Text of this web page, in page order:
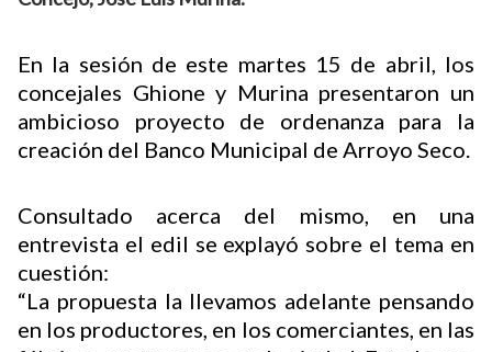
En la sesión de este martes 15 de abril, los
concejales Ghione y Murina presentaron un
ambicioso proyecto de ordenanza para la
creación del Banco Municipal de Arroyo Seco.
Consultado acerca del mismo, en una
entrevista el edil se explayó sobre el tema en
cuestión:
“La propuesta la llevamos adelante pensando
en los productores, en los comerciantes, en las